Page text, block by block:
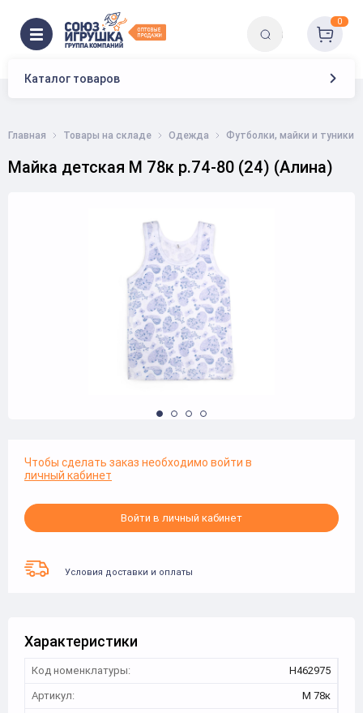
Каталог товаров
0
Главная Товары на складе Одежда Футболки, майки и туники
Майка детская М 78к р.74-80 (24) (Алина)
Чтобы сделать заказ необходимо войти в
личный кабинет
Войти в личный кабинет
Условия доставки и оплаты
Характеристики
Код номенклатуры:
Н462975
Артикул:
М 78к